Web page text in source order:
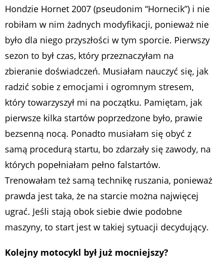
Hondzie Hornet 2007 (pseudonim “Hornecik”) i nie
robiłam w nim żadnych modyfikacji, ponieważ nie
było dla niego przyszłości w tym sporcie. Pierwszy
sezon to był czas, który przeznaczyłam na
zbieranie doświadczeń. Musiałam nauczyć się, jak
radzić sobie z emocjami i ogromnym stresem,
który towarzyszył mi na początku. Pamiętam, jak
pierwsze kilka startów poprzedzone było, prawie
bezsenną nocą. Ponadto musiałam się obyć z
samą procedurą startu, bo zdarzały się zawody, na
których popełniałam pełno falstartów.
Trenowałam też samą technikę ruszania, ponieważ
prawda jest taka, że na starcie można najwięcej
ugrać. Jeśli stają obok siebie dwie podobne
maszyny, to start jest w takiej sytuacji decydujący.
Kolejny motocykl był już mocniejszy?